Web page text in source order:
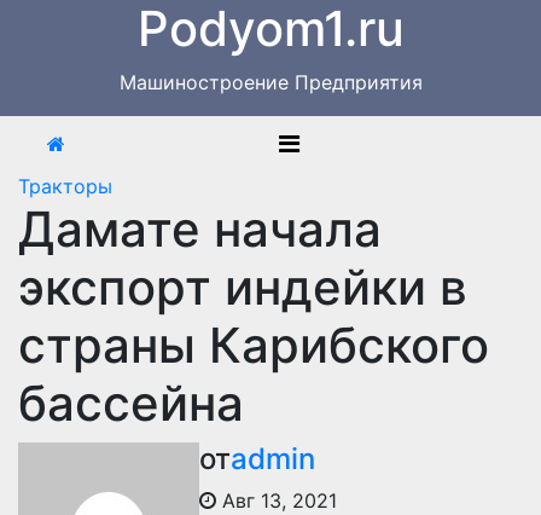
содержимому
Podyom1.ru
Машиностроение Предприятия
Тракторы
Дамате начала
экспорт индейки в
страны Карибского
бассейна
отadmin
Авг 13, 2021